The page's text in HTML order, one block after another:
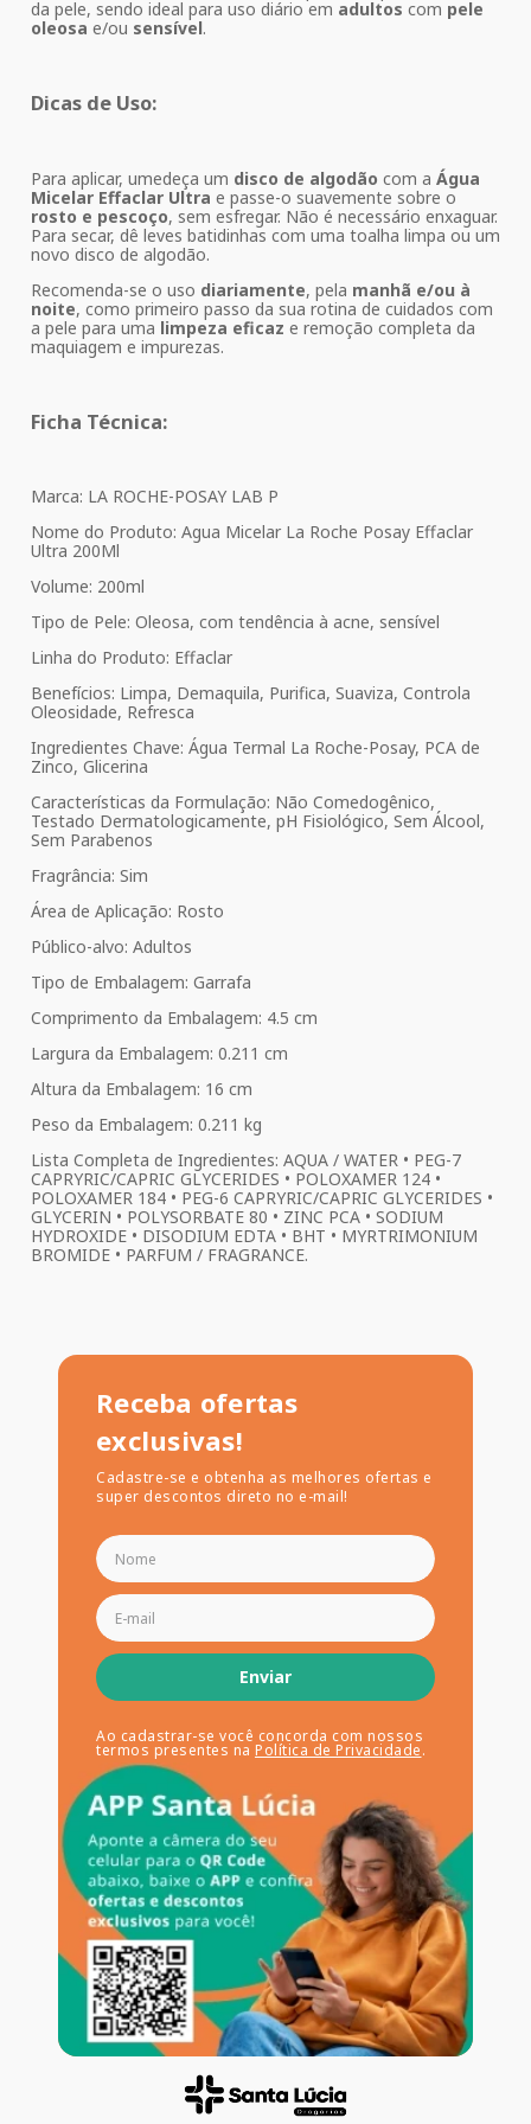
da pele, sendo ideal para uso diário em adultos com pele
oleosa e/ou sensível.
Dicas de Uso:
Para aplicar, umedeça um disco de algodão com a Água
Micelar Effaclar Ultra e passe-o suavemente sobre o
rosto e pescoço, sem esfregar. Não é necessário enxaguar.
Para secar, dê leves batidinhas com uma toalha limpa ou um
novo disco de algodão.
Recomenda-se o uso diariamente, pela manhã e/ou à
noite, como primeiro passo da sua rotina de cuidados com
a pele para uma limpeza eficaz e remoção completa da
maquiagem e impurezas.
Ficha Técnica:
Marca: LA ROCHE-POSAY LAB P
Nome do Produto: Agua Micelar La Roche Posay Effaclar
Ultra 200Ml
Volume: 200ml
Tipo de Pele: Oleosa, com tendência à acne, sensível
Linha do Produto: Effaclar
Benefícios: Limpa, Demaquila, Purifica, Suaviza, Controla
Oleosidade, Refresca
Ingredientes Chave: Água Termal La Roche-Posay, PCA de
Zinco, Glicerina
Características da Formulação: Não Comedogênico,
Testado Dermatologicamente, pH Fisiológico, Sem Álcool,
Sem Parabenos
Fragrância: Sim
Área de Aplicação: Rosto
Público-alvo: Adultos
Tipo de Embalagem: Garrafa
Comprimento da Embalagem: 4.5 cm
Largura da Embalagem: 0.211 cm
Altura da Embalagem: 16 cm
Peso da Embalagem: 0.211 kg
Lista Completa de Ingredientes: AQUA / WATER • PEG-7
CAPRYRIC/CAPRIC GLYCERIDES • POLOXAMER 124 •
POLOXAMER 184 • PEG-6 CAPRYRIC/CAPRIC GLYCERIDES •
GLYCERIN • POLYSORBATE 80 • ZINC PCA • SODIUM
HYDROXIDE • DISODIUM EDTA • BHT • MYRTRIMONIUM
BROMIDE • PARFUM / FRAGRANCE.
Receba ofertas
exclusivas!
Cadastre-se e obtenha as melhores ofertas e
super descontos direto no e-mail!
Enviar
Ao cadastrar-se você concorda com nossos
termos presentes na Política de Privacidade.